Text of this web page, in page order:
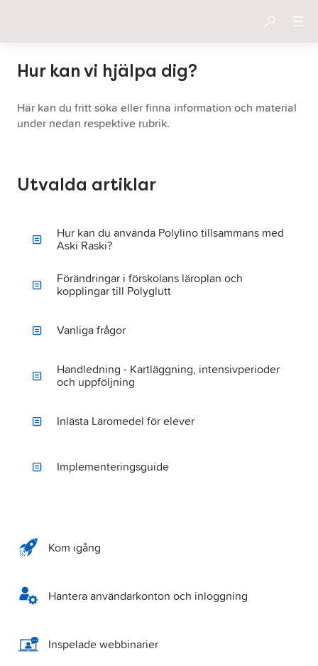
Hur kan vi hjälpa dig?
Här kan du fritt söka eller finna information och material
under nedan respektive rubrik.
Utvalda artiklar
Hur kan du använda Polylino tillsammans med
Aski Raski?
Förändringar i förskolans läroplan och
kopplingar till Polyglutt
Vanliga frågor
Handledning - Kartläggning, intensivperioder
och uppföljning
Inlästa Läromedel för elever
Implementeringsguide
Kom igång
Hantera användarkonton och inloggning
Inspelade webbinarier